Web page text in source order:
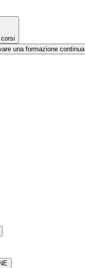
una formazione continua